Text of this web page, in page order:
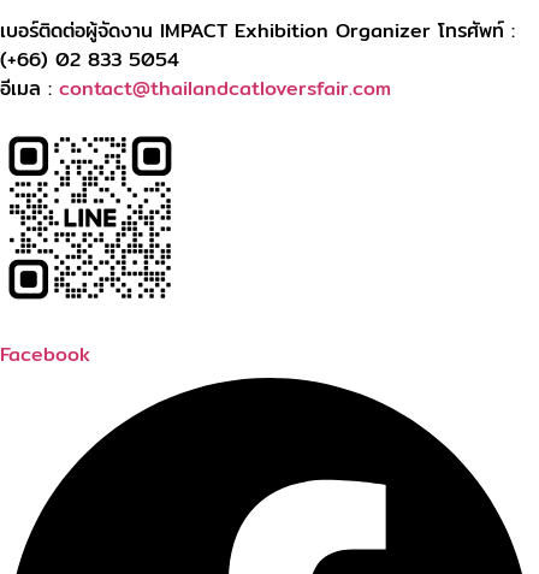
เบอร์ติดต่อผู้จัดงาน IMPACT Exhibition Organizer โทรศัพท์ :
(+66) 02 833 5054
อีเมล : contact@thailandcatloversfair.com
Facebook